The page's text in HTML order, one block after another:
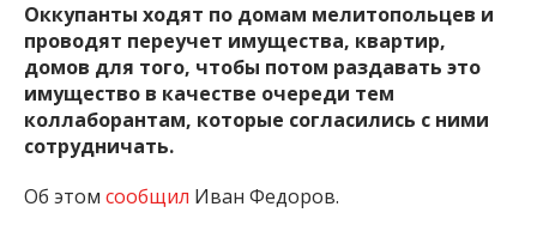
Оккупанты ходят по домам мелитопольцев и
проводят переучет имущества, квартир,
домов для того, чтобы потом раздавать это
имущество в качестве очереди тем
коллаборантам, которые согласились с ними
сотрудничать.
Об этом сообщил Иван Федоров.